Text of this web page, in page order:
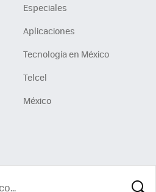
Especiales
Aplicaciones
Tecnología en México
Telcel
México